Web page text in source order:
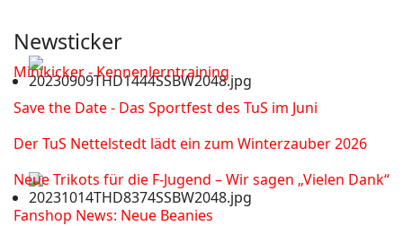
Newsticker
Minikicker - Kennenlerntraining
Save the Date - Das Sportfest des TuS im Juni
Der TuS Nettelstedt lädt ein zum Winterzauber 2026
Neue Trikots für die F-Jugend – Wir sagen „Vielen Dank“
Fanshop News: Neue Beanies